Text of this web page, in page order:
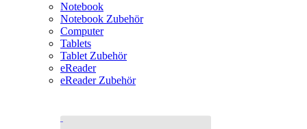
Notebook
Notebook Zubehör
Computer
Tablets
Tablet Zubehör
eReader
eReader Zubehör